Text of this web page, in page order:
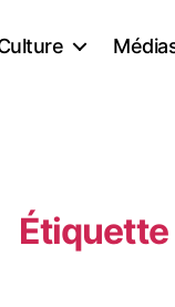
Étiquette